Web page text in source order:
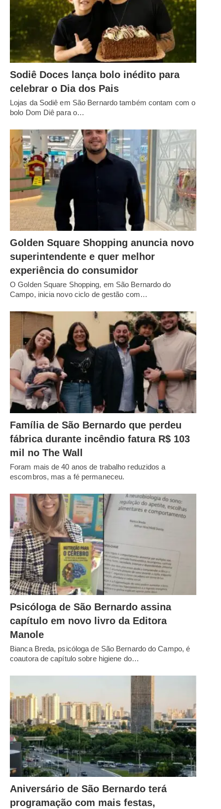
Sodiê Doces lança bolo inédito para
celebrar o Dia dos Pais
Lojas da Sodiê em São Bernardo também contam com o
bolo Dom Diê para o…
Golden Square Shopping anuncia novo
superintendente e quer melhor
experiência do consumidor
O Golden Square Shopping, em São Bernardo do
Campo, inicia novo ciclo de gestão com…
Família de São Bernardo que perdeu
fábrica durante incêndio fatura R$ 103
mil no The Wall
Foram mais de 40 anos de trabalho reduzidos a
escombros, mas a fé permaneceu.
Psicóloga de São Bernardo assina
capítulo em novo livro da Editora
Manole
Bianca Breda, psicóloga de São Bernardo do Campo, é
coautora de capítulo sobre higiene do…
Aniversário de São Bernardo terá
programação com mais festas,